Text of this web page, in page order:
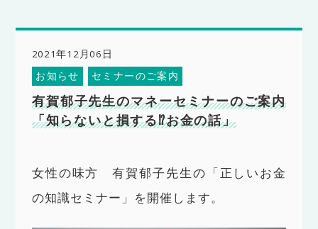
2021年12月06日
お知らせ
セミナーのご案内
有賀郁子先生のマネーセミナーのご案内
「知らないと損する⁉お金の話」
女性の味方 有賀郁子先生の「正しいお金
の知識セミナー」を開催します。